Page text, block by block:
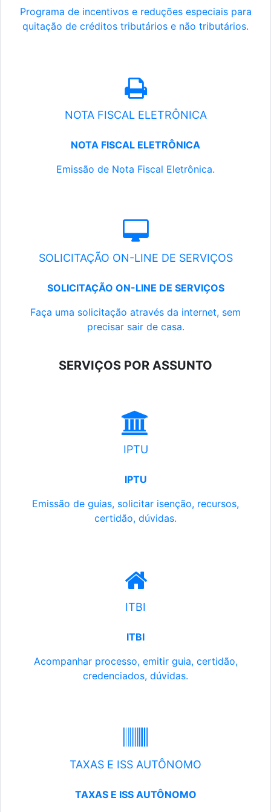
Programa de incentivos e reduções especiais para
quitação de créditos tributários e não tributários.
NOTA FISCAL ELETRÔNICA
NOTA FISCAL ELETRÔNICA
Emissão de Nota Fiscal Eletrônica.
SOLICITAÇÃO ON-LINE DE SERVIÇOS
SOLICITAÇÃO ON-LINE DE SERVIÇOS
Faça uma solicitação através da internet, sem
precisar sair de casa.
SERVIÇOS POR ASSUNTO
IPTU
IPTU
Emissão de guias, solicitar isenção, recursos,
certidão, dúvidas.
ITBI
ITBI
Acompanhar processo, emitir guia, certidão,
credenciados, dúvidas.
TAXAS E ISS AUTÔNOMO
TAXAS E ISS AUTÔNOMO